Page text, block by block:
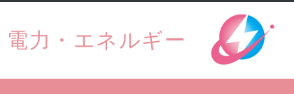
電力・エネルギー